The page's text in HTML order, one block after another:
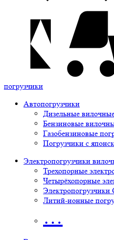
погрузчики
Автопогрузчики
Дизельные
Бензиновые
Газобензиновые
Погрузчики с
Электропогрузчики
Трехопорные
Четырёхопорные
Электропогрузчики
Литий-ионные
…